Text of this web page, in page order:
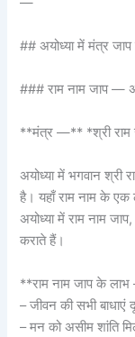
## अयोध्या में मंत्र
### राम नाम जाप —
**मंत्र —** *श्री राम
अयोध्या में भगवान श्री
है। यहाँ राम नाम के
अयोध्या में राम नाम
कराते हैं।
**राम नाम जाप के
– जीवन की सभी बाधाएं
– मन को असीम शांति